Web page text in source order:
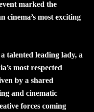
marked the
cinema’s most exciting
talented leading lady, a
most respected
by a shared
and cinematic
forces coming